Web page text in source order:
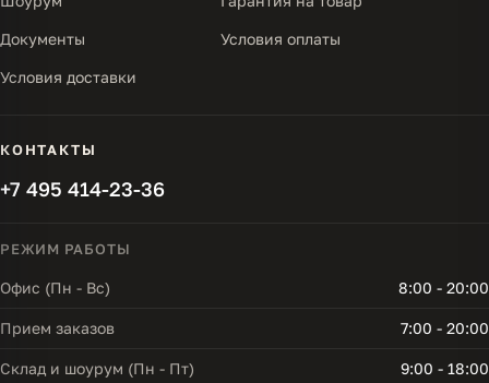
Документы Условия оплаты
Условия доставки
КОНТАКТЫ
+7 495 414-23-36
РЕЖИМ РАБОТЫ
Офис (Пн - Вс) 8:00 - 20:00
Прием заказов 7:00 - 20:00
Склад и шоурум (Пн - Пт) 9:00 - 18:00